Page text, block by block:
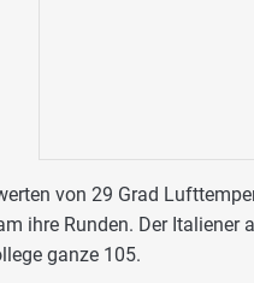
von 29 Grad
ihre Runden. Der Italiener
ganze 105.